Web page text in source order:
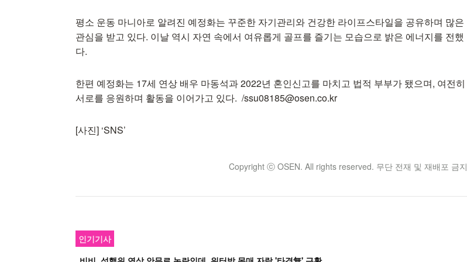
평소 운동 마니아로 알려진 예정화는 꾸준한 자기관리와 건강한 라이프스타일을 공유하며 많은
관심을 받고 있다. 이날 역시 자연 속에서 여유롭게 골프를 즐기는 모습으로 밝은 에너지를 전했
다.
한편 예정화는 17세 연상 배우 마동석과 2022년 혼인신고를 마치고 법적 부부가 됐으며, 여전히
서로를 응원하며 활동을 이어가고 있다. /ssu08185@osen.co.kr
[사진] ‘SNS’
Copyright ⓒ OSEN. All rights reserved. 무단 전재 및 재배포 금지
인기기사